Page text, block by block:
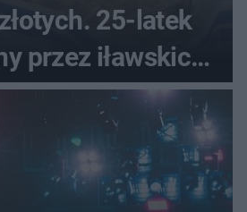
25-latek
przez iławskich